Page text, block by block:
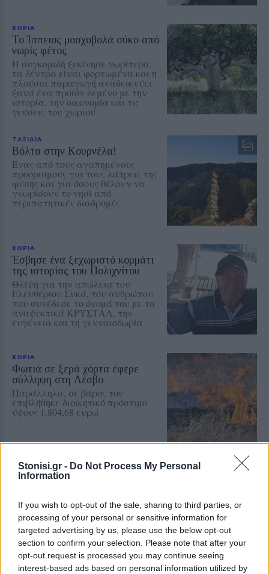
Stonisi.gr - Do Not Process My Personal
Information
If you wish to opt-out of the sale, sharing to third parties, or
processing of your personal or sensitive information for
targeted advertising by us, please use the below opt-out
section to confirm your selection. Please note that after your
opt-out request is processed you may continue seeing
interest-based ads based on personal information utilized by
ΧΩΡΙΑ
Το Ίππειος μοσχοβολά σύκο από
νωρίς φέτος
Η συγκομιδή ξεκίνησε νωρίτερα,
τα δέντρα είναι φορτωμένα και η
πλούσια παραγωγή αναδεικνύει
ξανά ένα προϊόν δεμένο με την
ιστορία, την οικονομία και τις
γεύσεις του χωριού
ΤΑΞΙΔΙΑ
Βόλτα στην Κουρνέλα!
Ένας από τους αγαπημένους
προορισμούς για τους λάτρεις της
φύσης και για όσους θέλουν να
γνωρίσουν το νησί από
περιπατητικές διαδρομές
ΧΩΡΙΑ
Έσβησε ένα ξεχωριστό κομμάτι
της ιστορίας του Πολιχνίτου
Θλίψη για την απώλεια του
Ελευθέριου Συκά, του ανθρώπου
που συνέδεσε το όνομά του με τα
αναψυκτικά ΚΡΥΣΤΑΛ, την
ευγένεια και τη γενναιοδωρία
ΧΩΡΙΑ
Φωτιά σε ξερά χόρτα έφερε
σύλληψη στη Λέσβο
Παράλληλα, σε βάρος του
επιβλήθηκε διοικητικό πρόστιμο
ύψους 1.804,68 ευρώ
ΧΩΡΙΑ
Τραγωδία στην Πέτρα με νεκρό
Ανασύρθηκε χωρίς τις αισθήσεις
του και μεταφέρθηκε στο Κέντρο
Υγείας Καλλονής, όπου
διαπιστώθηκε ο θάνατός του